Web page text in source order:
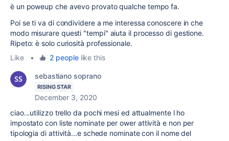
è un poweup che avevo provato qualche tempo fa.
Poi se ti va di condividere a me interessa conoscere in che
modo misurare questi "tempi" aiuta il processo di gestione.
Ripeto: è solo curiosità professionale.
Like
• 2 peoplelike this
sebastiano soprano
RISING STAR
December 3, 2020
ciao...utilizzo trello da pochi mesi ed attualmente l ho
impostato con liste nominate per ower attività e non per
tipologia di attività...e schede nominate con il nome del